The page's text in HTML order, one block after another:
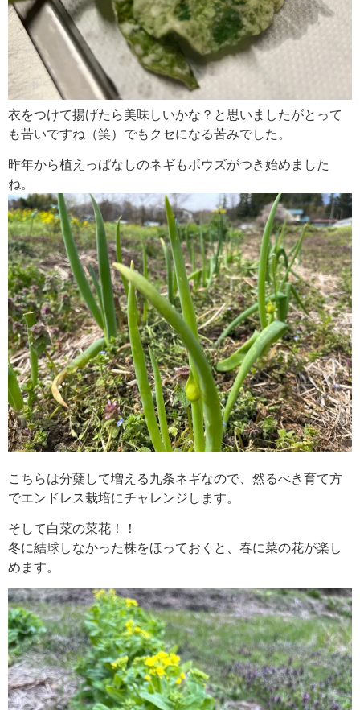
衣をつけて揚げたら美味しいかな？と思いましたがとって
も苦いですね（笑）でもクセになる苦みでした。
昨年から植えっぱなしのネギもボウズがつき始めました
ね。
こちらは分蘖して増える九条ネギなので、然るべき育て方
でエンドレス栽培にチャレンジします。
そして白菜の菜花！！
冬に結球しなかった株をほっておくと、春に菜の花が楽し
めます。